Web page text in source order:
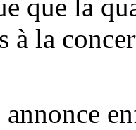
que la
à la